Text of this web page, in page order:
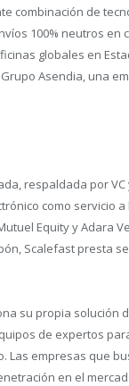
combinación de
100% neutros en
globales en
Asendia, una
respaldada por VC
como servicio a
Equity y Adara
Scalefast presta
su propia solución
de expertos
Las empresas que
en el